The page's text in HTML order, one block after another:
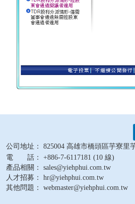
公司地址： 825004 高雄市橋頭區芋寮里
電 話： +886-7-6117181 (10 線)
產品相關： sales@yiehphui.com.tw
人才招募： hr@yiehphui.com.tw
其他問題： webmaster@yiehphui.com.tw